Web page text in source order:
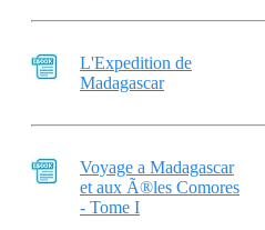
L'Expedition de
Madagascar
Voyage a Madagascar
et aux Ã®les Comores
- Tome I